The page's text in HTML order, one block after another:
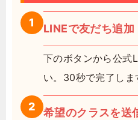
1 LINEで友だち追加
下のボタンから公式
い。30秒で完了しま
2 希望のクラスを送